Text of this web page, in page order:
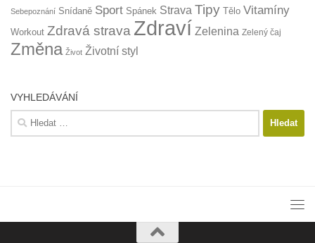
Sebepoznání Snídaně Sport Spánek Strava Tipy Tělo Vitamíny
Workout Zdravá strava Zdraví Zelenina Zelený čaj
Změna Život Životní styl
VYHLEDÁVÁNÍ
Vyhledávání